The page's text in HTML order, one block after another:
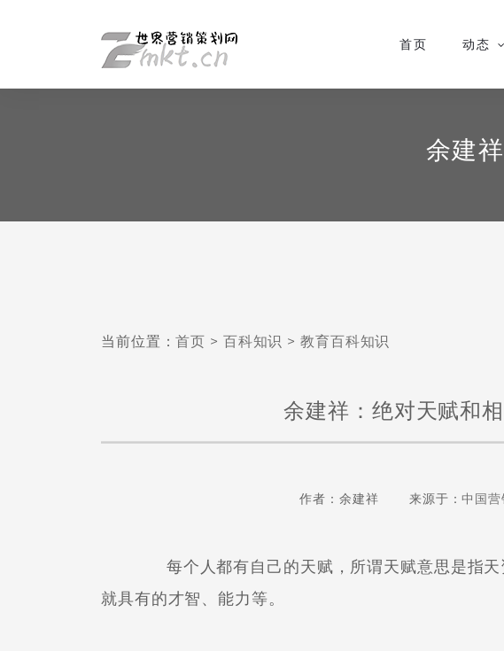
首页 动态
余建
当前位置：首页 > 百科知识 > 教育百科知识
余建祥：绝对天赋和
作者：余建祥 来源于：中国
每个人都有自己的天赋，所谓天赋意思是指天
就具有的才智、能力等。